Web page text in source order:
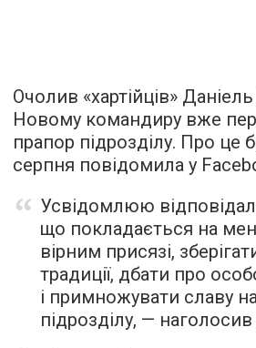
Очолив «хартійців»
Новому командиру вже
прапор підрозділу. Про це
серпня повідомила у
Усвідомлюю
що покладається на
вірним присязі,
традиції, дбати про
і примножувати славу
підрозділу, — наголосив